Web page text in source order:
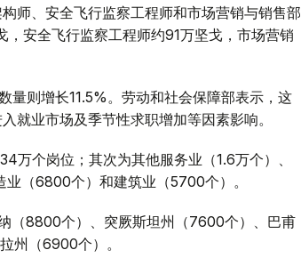
师、安全飞行监察工程师和市场营销与销售部
，安全飞行监察工程师约91万坚戈，市场营销
则增长11.5%。劳动和社会保障部表示，这
就业市场及季节性求职增加等因素影响。
万个岗位；其次为其他服务业（1.6万个）、
（6800个）和建筑业（5700个）。
（8800个）、突厥斯坦州（7600个）、巴甫
州（6900个）。